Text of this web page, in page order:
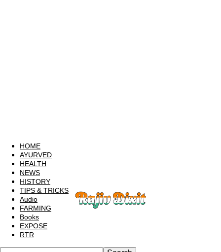
HOME
AYURVED
HEALTH
NEWS
HISTORY
TIPS & TRICKS
Audio
FARMING
Books
EXPOSE
RTR